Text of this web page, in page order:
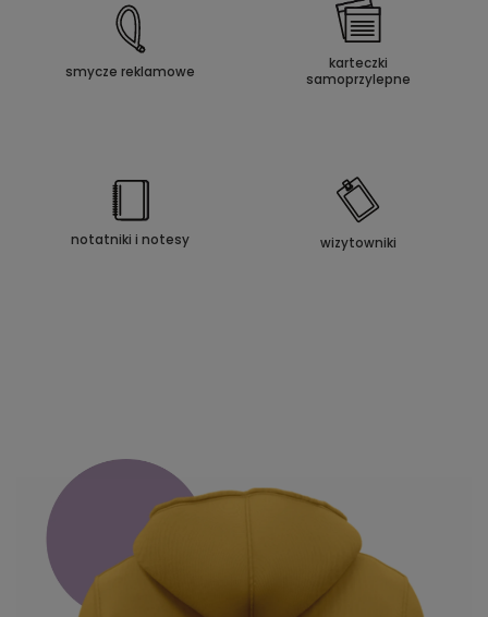
smycze reklamowe
karteczki
samoprzylepne
notatniki i notesy wizytowniki